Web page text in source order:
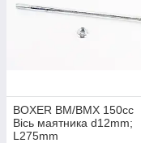
BOXER BM/ВМX 150cc
Вісь маятника d12mm;
L275mm